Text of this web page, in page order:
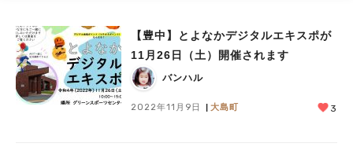
【豊中】とよなかデジタルエキスポが
11月26日（土）開催されます
バンハル
2022年11月9日 大島町 3